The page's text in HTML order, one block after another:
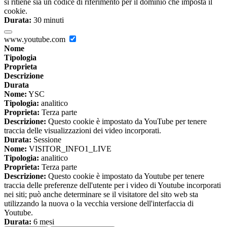
si ritiene sia un codice di riferimento per il dominio che imposta il
cookie.
Durata: 30 minuti
www.youtube.com
Nome
Tipologia
Proprieta
Descrizione
Durata
Nome: YSC
Tipologia: analitico
Proprieta: Terza parte
Descrizione: Questo cookie è impostato da YouTube per tenere
traccia delle visualizzazioni dei video incorporati.
Durata: Sessione
Nome: VISITOR_INFO1_LIVE
Tipologia: analitico
Proprieta: Terza parte
Descrizione: Questo cookie è impostato da Youtube per tenere
traccia delle preferenze dell'utente per i video di Youtube incorporati
nei siti; può anche determinare se il visitatore del sito web sta
utilizzando la nuova o la vecchia versione dell'interfaccia di
Youtube.
Durata: 6 mesi